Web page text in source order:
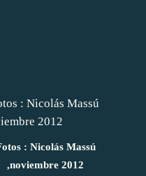
: Nicolás Massú
,noviembre 2012